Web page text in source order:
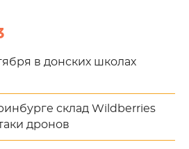
в донских школах
склад Wildberries
дронов